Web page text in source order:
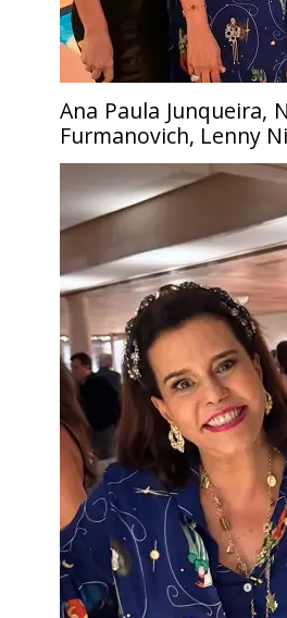
Ana Paula Junqueira,
Furmanovich, Lenny